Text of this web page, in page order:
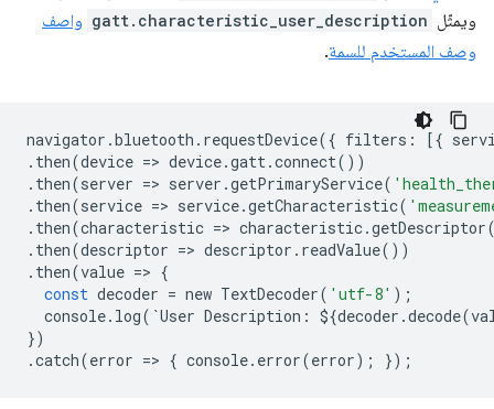
ويمثّل gatt.characteristic_user_description واصف
وصف المستخدم للسمة.
navigator .bluetooth . requestDevice({ filters : [{
. then(device => device.gatt.connect())
. then(server => server .getPrimaryService(
. then(service => service.getCharacteristic(
. then(characteristic => characteristic.getDescriptor
. then(descriptor => descriptor . readValue())
. then(value => {
const decoder = new TextDecoder( 'utf-8' );
console. log( `User Description : ${decoder .decode(
})
.catch(error => { console. error(error); });